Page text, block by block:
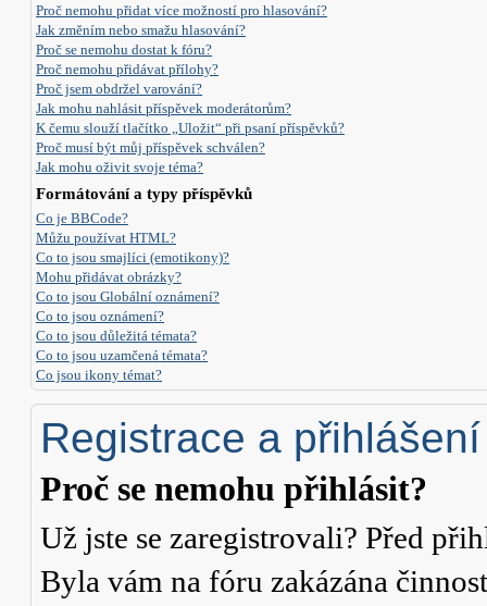
Proč nemohu přidat více možností pro hlasování?
Jak změním nebo smažu hlasování?
Proč se nemohu dostat k fóru?
Proč nemohu přidávat přílohy?
Proč jsem obdržel varování?
Jak mohu nahlásit příspěvek moderátorům?
K čemu slouží tlačítko „Uložit“ při psaní příspěvků?
Proč musí být můj příspěvek schválen?
Jak mohu oživit svoje téma?
Formátování a typy příspěvků
Co je BBCode?
Můžu používat HTML?
Co to jsou smajlíci (emotikony)?
Mohu přidávat obrázky?
Co to jsou Globální oznámení?
Co to jsou oznámení?
Co to jsou důležitá témata?
Co to jsou uzamčená témata?
Co jsou ikony témat?
Registrace a přihlášení
Proč se nemohu přihlásit?
Už jste se zaregistrovali? Před
Byla vám na fóru zakázána